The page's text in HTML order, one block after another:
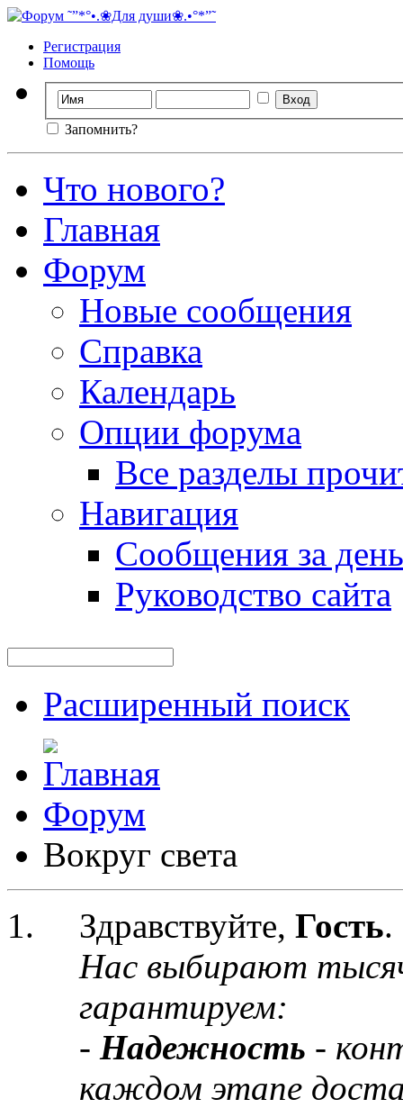
Регистрация
Помощь
Запомнить?
Что нового?
Главная
Форум
Новые сообщения
Справка
Календарь
Опции форума
Все разделы
Навигация
Сообщения за день
Руководство сайта
Расширенный поиск
Форум
Вокруг света
Здравствуйте, Гость.
Нас выбирают
гарантируем:
- Надежность -
каждом этапе